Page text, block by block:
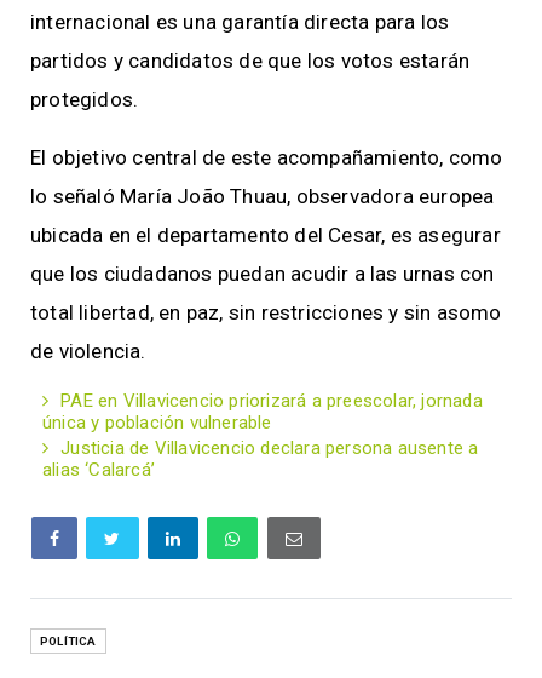
internacional es una garantía directa para los
partidos y candidatos de que los votos estarán
protegidos.
El objetivo central de este acompañamiento, como
lo señaló María João Thuau, observadora europea
ubicada en el departamento del Cesar, es asegurar
que los ciudadanos puedan acudir a las urnas con
total libertad, en paz, sin restricciones y sin asomo
de violencia.
PAE en Villavicencio priorizará a preescolar, jornada
única y población vulnerable
Justicia de Villavicencio declara persona ausente a
alias ‘Calarcá’
POLÍTICA